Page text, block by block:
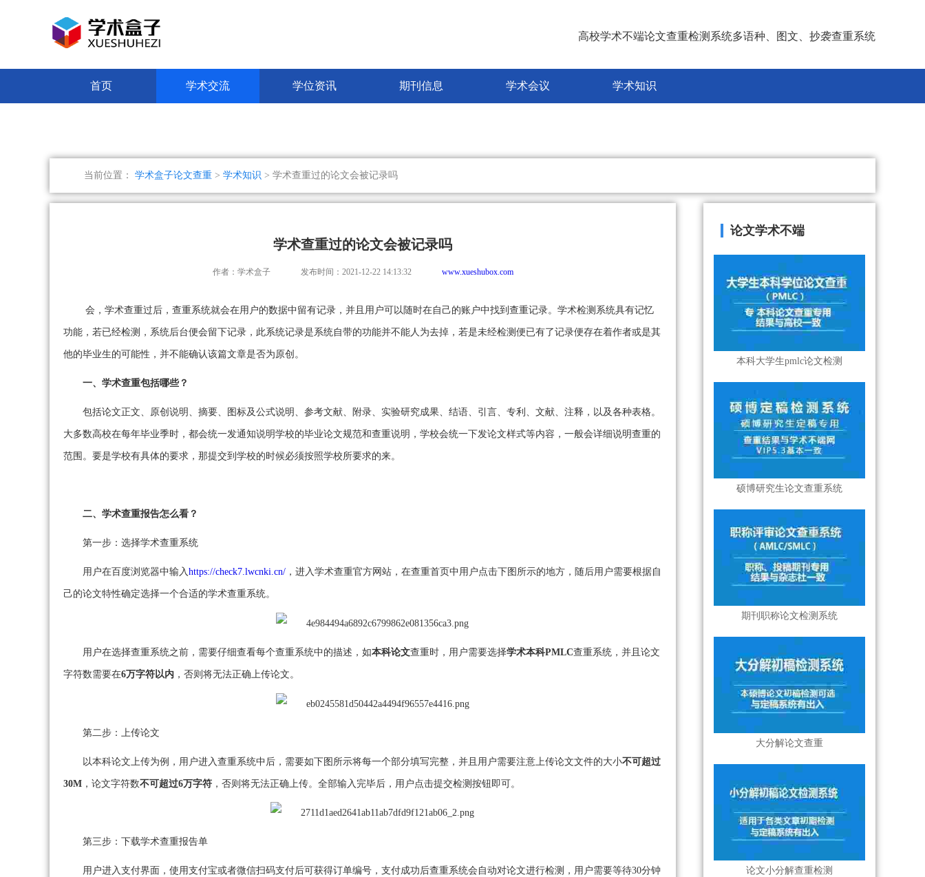
高校学术不端论文查重检测系统多语种、图文、抄袭查重系统
首页 学术交流 学位资讯 期刊信息 学术会议 学术知识
当前位置： 学术盒子论文查重 > 学术知识 > 学术查重过的论文会被记录吗
学术查重过的论文会被记录吗
作者：学术盒子 发布时间：2021-12-22 14:13:32 www.xueshubox.com
会，学术查重过后，查重系统就会在用户的数据中留有记录，并且用户可以随时在自己的账户中找到查重记录。学术检测系统具有记忆
功能，若已经检测，系统后台便会留下记录，此系统记录是系统自带的功能并不能人为去掉，若是未经检测便已有了记录便存在着作者或是其
他的毕业生的可能性，并不能确认该篇文章是否为原创。
一、学术查重包括哪些？
包括论文正文、原创说明、摘要、图标及公式说明、参考文献、附录、实验研究成果、结语、引言、专利、文献、注释，以及各种表格。
大多数高校在每年毕业季时，都会统一发通知说明学校的毕业论文规范和查重说明，学校会统一下发论文样式等内容，一般会详细说明查重的
范围。要是学校有具体的要求，那提交到学校的时候必须按照学校所要求的来。
二、学术查重报告怎么看？
第一步：选择学术查重系统
用户在百度浏览器中输入https://check7.lwcnki.cn/ ，进入学术查重官方网站，在查重首页中用户点击下图所示的地方，随后用户需要根据自
己的论文特性确定选择一个合适的学术查重系统。
用户在选择查重系统之前，需要仔细查看每个查重系统中的描述，如本科论文查重时，用户需要选择学术本科PMLC查重系统，并且论文
字符数需要在6万字符以内 ，否则将无法正确上传论文。
第二步：上传论文
以本科论文上传为例，用户进入查重系统中后，需要如下图所示将每一个部分填写完整，并且用户需要注意上传论文文件的大小不可超过
30M ，论文字符数不可超过6万字符 ，否则将无法正确上传。全部输入完毕后，用户点击提交检测按钮即可。
第三步：下载学术查重报告单
用户进入支付界面，使用支付宝或者微信扫码支付后可获得订单编号，支付成功后查重系统会自动对论文进行检测，用户需要等待30分钟
论文学术不端
本科大学生pmlc论文检测
硕博研究生论文查重系统
期刊职称论文检测系统
大分解论文查重
论文小分解查重检测